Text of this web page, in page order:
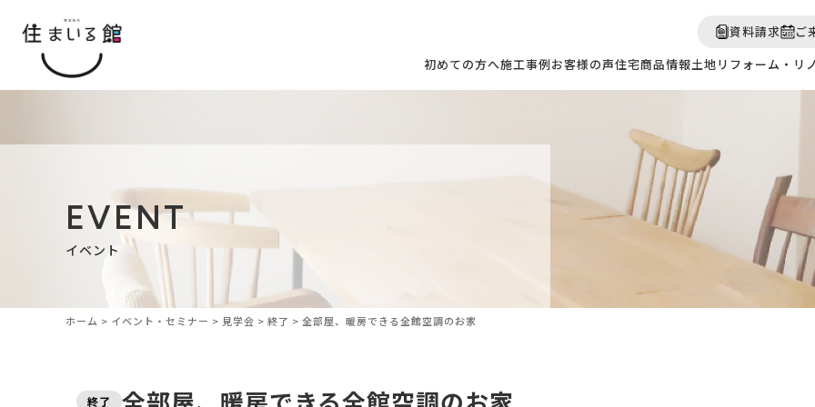
資料請求
ご
初めての方へ施工事例お客様の声住宅商品情報土地リフォーム・リ
EVENT
イベント
ホーム > イベント・セミナー > 見学会 > 終了 > 全部屋、暖房できる全館空調のお家
終了